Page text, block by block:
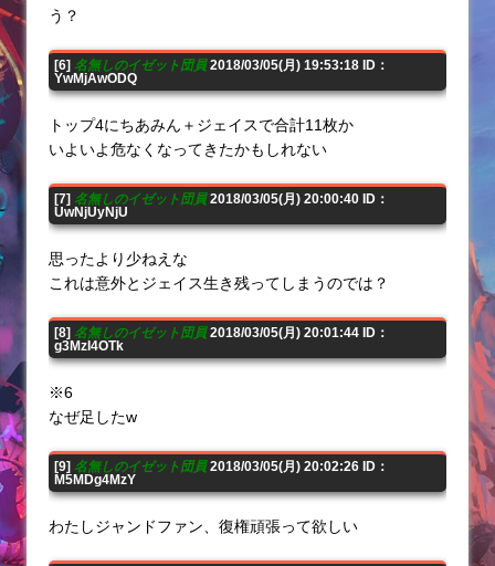
う？
[6] 名無しのイゼット団員2018/03/05(月) 19:53:18 ID：
YwMjAwODQ
トップ4にちあみん＋ジェイスで合計11枚か
いよいよ危なくなってきたかもしれない
[7] 名無しのイゼット団員2018/03/05(月) 20:00:40 ID：
UwNjUyNjU
思ったより少ねえな
これは意外とジェイス生き残ってしまうのでは？
[8] 名無しのイゼット団員2018/03/05(月) 20:01:44 ID：
g3MzI4OTk
※6
なぜ足したw
[9] 名無しのイゼット団員2018/03/05(月) 20:02:26 ID：
M5MDg4MzY
わたしジャンドファン、復権頑張って欲しい